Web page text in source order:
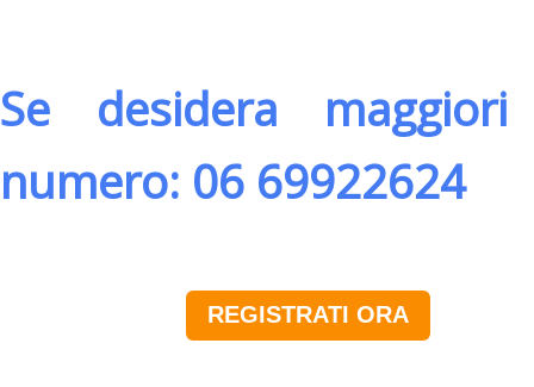
Se desidera
numero: 06 69922624
REGISTRATI ORA